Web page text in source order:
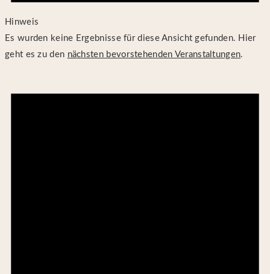
Hinweis
Es wurden keine Ergebnisse für diese Ansicht gefunden. Hier
geht es zu den nächsten bevorstehenden Veranstaltungen.